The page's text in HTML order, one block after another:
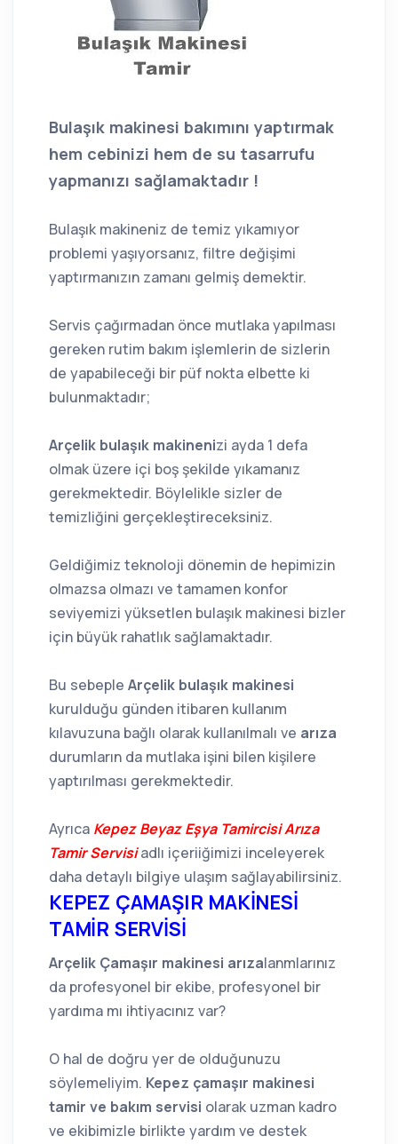
Bulaşık makinesi bakımını yaptırmak
hem cebinizi hem de su tasarrufu
yapmanızı sağlamaktadır !
Bulaşık makineniz de temiz yıkamıyor
problemi yaşıyorsanız, filtre değişimi
yaptırmanızın zamanı gelmiş demektir.
Servis çağırmadan önce mutlaka yapılması
gereken rutim bakım işlemlerin de sizlerin
de yapabileceği bir püf nokta elbette ki
bulunmaktadır;
Arçelik bulaşık makinenizi ayda 1 defa
olmak üzere içi boş şekilde yıkamanız
gerekmektedir. Böylelikle sizler de
temizliğini gerçekleştireceksiniz.
Geldiğimiz teknoloji dönemin de hepimizin
olmazsa olmazı ve tamamen konfor
seviyemizi yüksetlen bulaşık makinesi bizler
için büyük rahatlık sağlamaktadır.
Bu sebeple Arçelik bulaşık makinesi
kurulduğu günden itibaren kullanım
kılavuzuna bağlı olarak kullanılmalı ve arıza
durumların da mutlaka işini bilen kişilere
yaptırılması gerekmektedir.
Ayrıca Kepez Beyaz Eşya Tamircisi Arıza
Tamir Servisiadlı içeriiğimizi inceleyerek
daha detaylı bilgiye ulaşım sağlayabilirsiniz.
KEPEZ ÇAMAŞIR MAKİNESİ
TAMİR SERVİSİ
Arçelik Çamaşır makinesi arızalanmlarınız
da profesyonel bir ekibe, profesyonel bir
yardıma mı ihtiyacınız var?
O hal de doğru yer de olduğunuzu
söylemeliyim. Kepez çamaşır makinesi
tamir ve bakım servisi olarak uzman kadro
ve ekibimizle birlikte yardım ve destek